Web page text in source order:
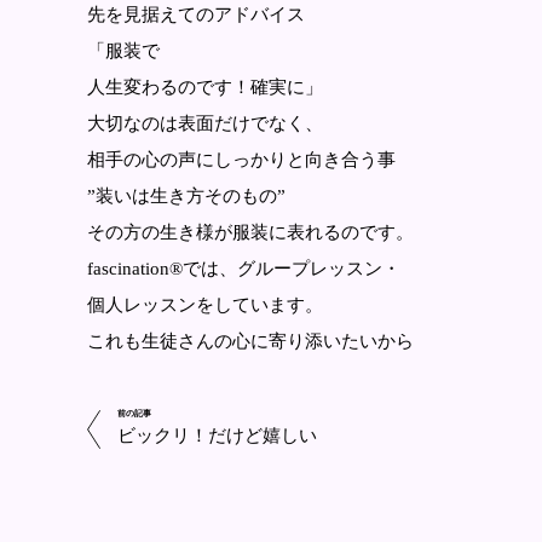
先を見据えてのアドバイス
「服装で
人生変わるのです！確実に」
大切なのは表面だけでなく、
相手の心の声にしっかりと向き合う事
”装いは生き方そのもの”
その方の生き様が服装に表れるのです。
fascination®︎では、グループレッスン・
個人レッスンをしています。
これも生徒さんの心に寄り添いたいから
前の記事
ビックリ！だけど嬉しい